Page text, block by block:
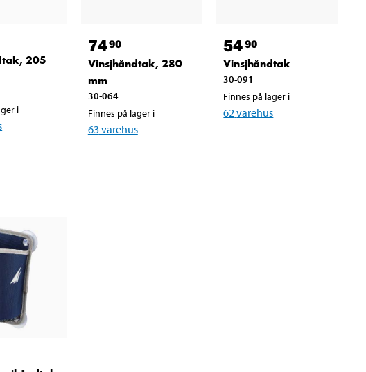
205
i
7490
Vinsjhåndtak, 280
mm
30-064
Finnes på lager i
63 varehus
5490
Vinsjhåndtak
30-091
Finnes på lager i
62 varehus